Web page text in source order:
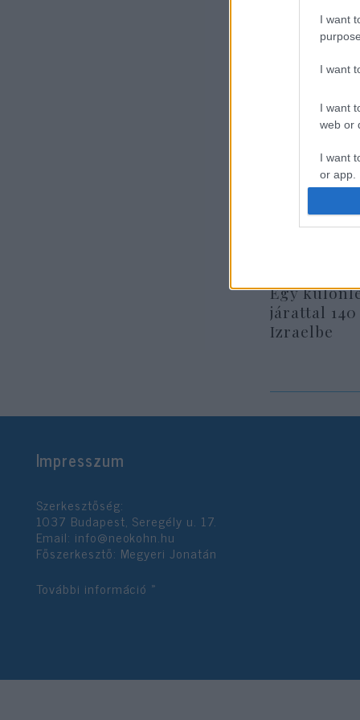
I want
I want
I want
web or
I want
or app.
I want
Egy
járattal
Izraelbe
Impresszum
Szerkesztőség:
1037 Budapest, Seregély u. 17.
Email: info@neokohn.hu
Főszerkesztő: Megyeri Jonatán
További információ »